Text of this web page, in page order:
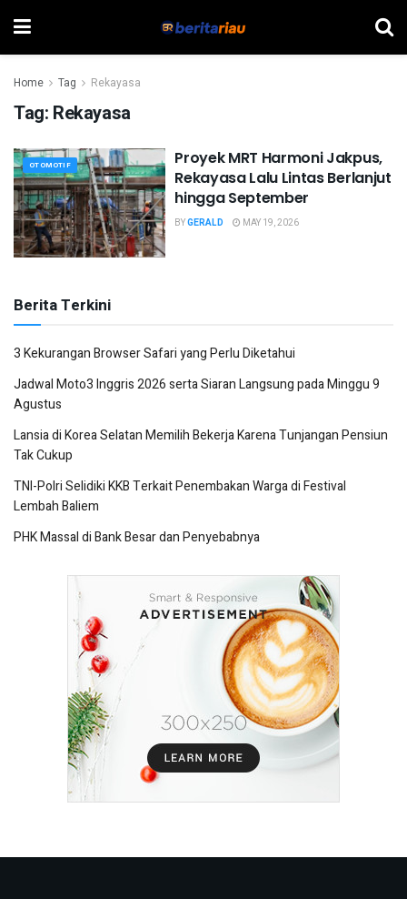
Home Tag Rekayasa
Tag: Rekayasa
OTOMOTIF
Proyek MRT Harmoni Jakpus,
Rekayasa Lalu Lintas Berlanjut
hingga September
BYGERALD MAY 19, 2026
Berita Terkini
3 Kekurangan Browser Safari yang Perlu Diketahui
Jadwal Moto3 Inggris 2026 serta Siaran Langsung pada Minggu 9
Agustus
Lansia di Korea Selatan Memilih Bekerja Karena Tunjangan Pensiun
Tak Cukup
TNI-Polri Selidiki KKB Terkait Penembakan Warga di Festival
Lembah Baliem
PHK Massal di Bank Besar dan Penyebabnya